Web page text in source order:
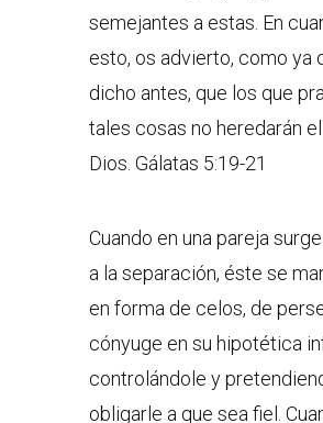
semejantes a estas. En
esto, os advierto, como ya
dicho antes, que los que
tales cosas no heredarán
Dios. Gálatas 5:19-21
Cuando en una pareja
a la separación, éste se
en forma de celos, de
cónyuge en su hipotética
controlándole y
obligarle a que sea fiel.